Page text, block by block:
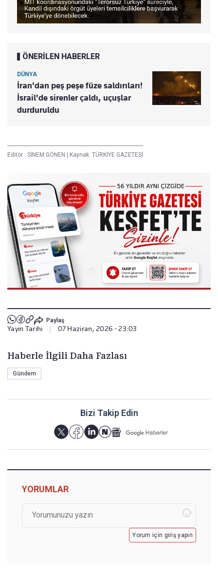
ÖNERİLEN HABERLER
DÜNYA
İran'dan peş peşe füze saldırıları!
İsrail'de sirenler çaldı, uçuşlar
durduruldu
Editör : SİNEM GÖNEN | Kaynak: TÜRKİYE GAZETESİ
Paylaş
Yayın Tarihi 07 Haziran, 2026 - 23:03
Haberle İlgili Daha Fazlası
Gündem
Bizi Takip Edin
YORUMLAR
Yorum için giriş yapın